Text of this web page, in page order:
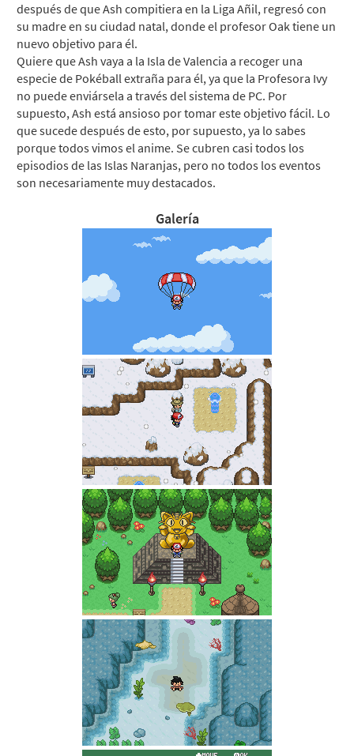
después de que Ash compitiera en la Liga Añil, regresó con
su madre en su ciudad natal, donde el profesor Oak tiene un
nuevo objetivo para él.
Quiere que Ash vaya a la Isla de Valencia a recoger una
especie de Pokéball extraña para él, ya que la Profesora Ivy
no puede enviársela a través del sistema de PC. Por
supuesto, Ash está ansioso por tomar este objetivo fácil. Lo
que sucede después de esto, por supuesto, ya lo sabes
porque todos vimos el anime. Se cubren casi todos los
episodios de las Islas Naranjas, pero no todos los eventos
son necesariamente muy destacados.
Galería